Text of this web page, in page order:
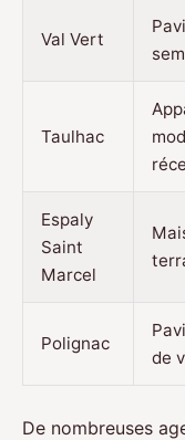
Val Vert
Taulhac
Espaly
Saint
Marcel
Polignac
de
De nombreuses